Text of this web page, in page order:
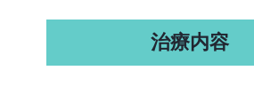
治療内容